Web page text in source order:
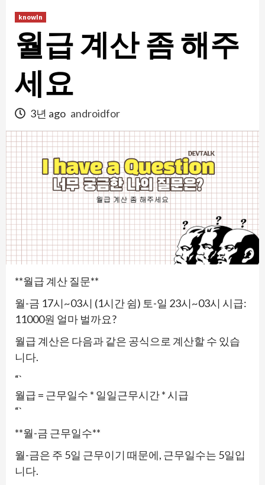
knowIn
월급 계산 좀 해주
세요
3년 ago androidfor
**월급 계산 질문**
월-금 17시~03시 (1시간 쉼) 토-일 23시~03시 시급:
11000원 얼마 벌까요?
월급 계산은 다음과 같은 공식으로 계산할 수 있습
니다.
“`
월급 = 근무일수 * 일일근무시간 * 시급
“`
**월-금 근무일수**
월-금은 주 5일 근무이기 때문에, 근무일수는 5일입
니다.